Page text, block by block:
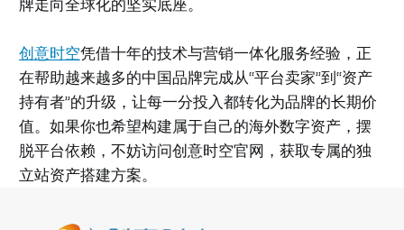
牌走向全球化的坚实底座。
创意时空凭借十年的技术与营销一体化服务经验，正
在帮助越来越多的中国品牌完成从“平台卖家”到“资产
持有者”的升级，让每一分投入都转化为品牌的长期价
值。如果你也希望构建属于自己的海外数字资产，摆
脱平台依赖，不妨访问创意时空官网，获取专属的独
立站资产搭建方案。